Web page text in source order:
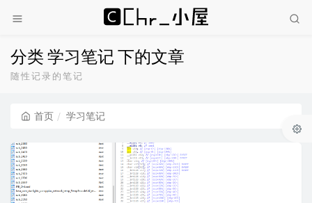
分类 学习笔记 下的文章
随性记录的笔记
首页 学习笔记